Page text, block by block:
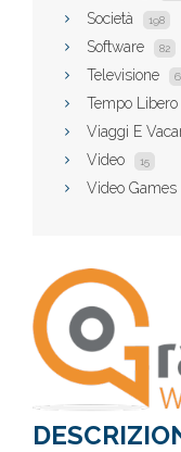
Società 198
Software 82
Televisione 6
Tempo Libero
Viaggi E
Video 15
Video Games